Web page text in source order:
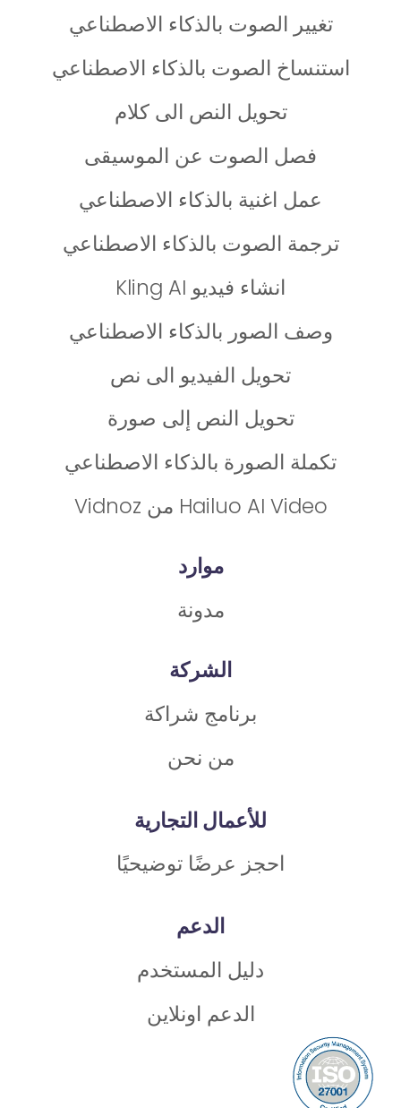
تغيير الصوت بالذكاء الاصطناعي
استنساخ الصوت بالذكاء الاصطناعي
تحويل النص الى كلام
فصل الصوت عن الموسيقى
عمل اغنية بالذكاء الاصطناعي
ترجمة الصوت بالذكاء الاصطناعي
انشاء فيديو Kling AI
وصف الصور بالذكاء الاصطناعي
تحويل الفيديو الى نص
تحويل النص إلى صورة
تكملة الصورة بالذكاء الاصطناعي
Hailuo AI Video من Vidnoz
موارد
مدونة
الشركة
برنامج شراكة
من نحن
للأعمال التجارية
احجز عرضًا توضيحيًا
الدعم
دليل المستخدم
الدعم اونلاين